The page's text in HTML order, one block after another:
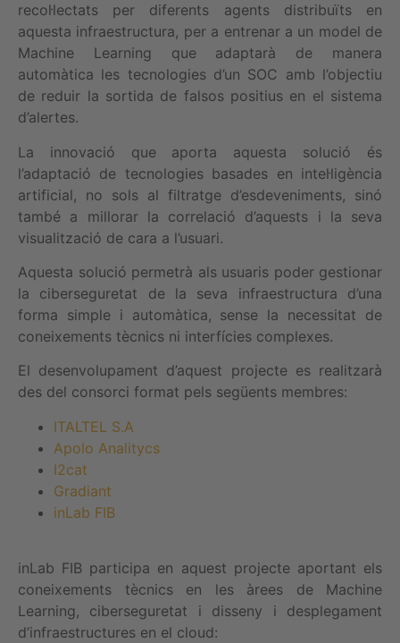
recol·lectats per diferents agents distribuïts en
aquesta infraestructura, per a entrenar a un model de
Machine Learning que adaptarà de manera
automàtica les tecnologies d’un SOC amb l’objectiu
de reduir la sortida de falsos positius en el sistema
d’alertes.
La innovació que aporta aquesta solució és
l’adaptació de tecnologies basades en intel·ligència
artificial, no sols al filtratge d’esdeveniments, sinó
també a millorar la correlació d’aquests i la seva
visualització de cara a l’usuari.
Aquesta solució permetrà als usuaris poder gestionar
la ciberseguretat de la seva infraestructura d’una
forma simple i automàtica, sense la necessitat de
coneixements tècnics ni interfícies complexes.
El desenvolupament d’aquest projecte es realitzarà
des del consorci format pels següents membres:
ITALTEL S.A
Apolo Analitycs
I2cat
Gradiant
inLab FIB
inLab FIB participa en aquest projecte aportant els
coneixements tècnics en les àrees de Machine
Learning, ciberseguretat i disseny i desplegament
d’infraestructures en el cloud: